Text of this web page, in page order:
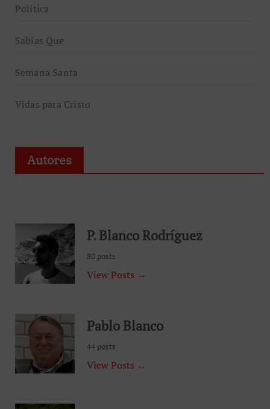
Política
Sabías Que
Semana Santa
Vidas para Cristo
Autores
P. Blanco Rodríguez
80 posts
View Posts →
Pablo Blanco
44 posts
View Posts →